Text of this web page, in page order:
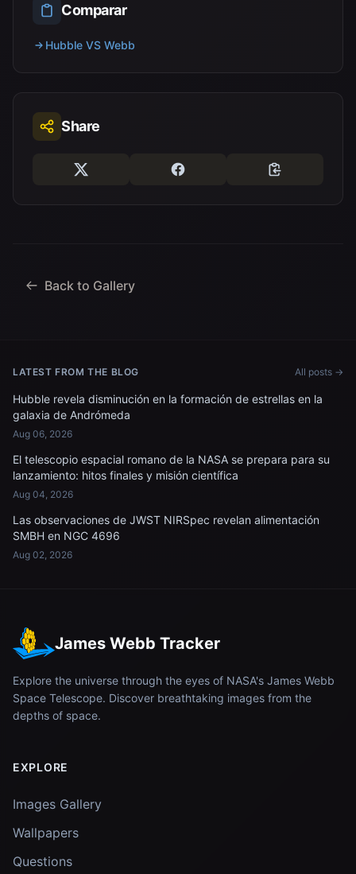
Comparar
Hubble VS Webb
Share
Back to Gallery
LATEST FROM THE BLOG All posts →
Hubble revela disminución en la formación de estrellas en la
galaxia de Andrómeda
Aug 06, 2026
El telescopio espacial romano de la NASA se prepara para su
lanzamiento: hitos finales y misión científica
Aug 04, 2026
Las observaciones de JWST NIRSpec revelan alimentación
SMBH en NGC 4696
Aug 02, 2026
James Webb Tracker
Explore the universe through the eyes of NASA's James Webb
Space Telescope. Discover breathtaking images from the
depths of space.
EXPLORE
Images Gallery
Wallpapers
Questions